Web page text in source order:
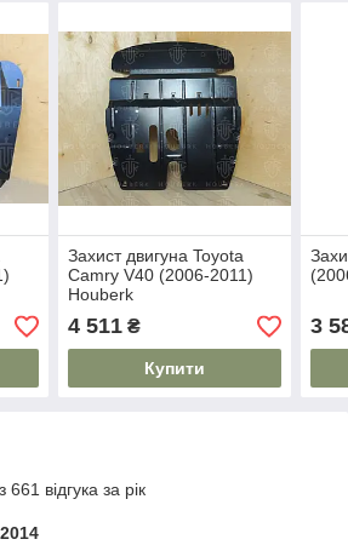
Захист двигуна Toyota
Camry V40 (2006-2011)
Houberk
4 511₴
Купити
3
відгука за рік